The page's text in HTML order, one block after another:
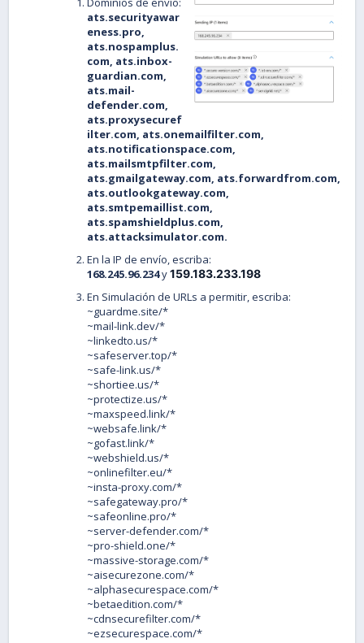
ats.securityawar
eness.pro,
ats.nospamplus.
com, ats.inbox-
guardian.com,
ats.mail-
defender.com,
ats.proxysecuref
ilter.com, ats.onemailfilter.com,
ats.notificationspace.com,
ats.mailsmtpfilter.com,
ats.gmailgateway.com, ats.forwardfrom.com,
ats.outlookgateway.com,
ats.smtpemaillist.com,
ats.spamshieldplus.com,
ats.attacksimulator.com.
En la IP de envío, escriba:
168.245.96.234y159.183.233.198
En Simulación de URLs a permitir, escriba:
~guardme.site/*
~mail-link.dev/*
~linkedto.us/*
~safeserver.top/*
~safe-link.us/*
~shortiee.us/*
~protectize.us/*
~maxspeed.link/*
~websafe.link/*
~gofast.link/*
~webshield.us/*
~onlinefilter.eu/*
~insta-proxy.com/*
~safegateway.pro/*
~safeonline.pro/*
~server-defender.com/*
~pro-shield.one/*
~massive-storage.com/*
~aisecurezone.com/*
~alphasecurespace.com/*
~betaedition.com/*
~cdnsecurefilter.com/*
~ezsecurespace.com/*